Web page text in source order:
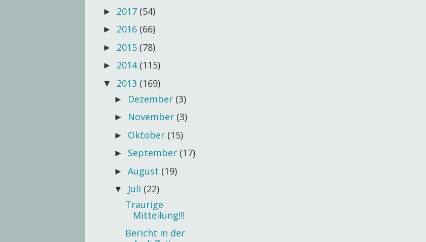
► 2017 (54)
► 2016 (66)
► 2015 (78)
► 2014 (115)
▼ 2013 (169)
► Dezember (3)
► November (3)
► Oktober (15)
► September (17)
► August (19)
▼ Juli (22)
Traurige
Mitteilung!!!
Bericht in der